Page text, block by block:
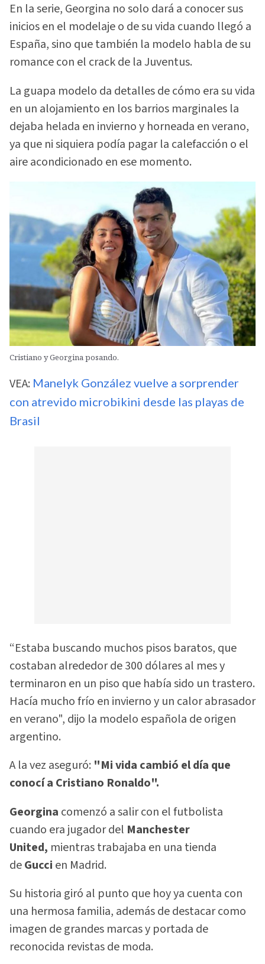
En la serie, Georgina no solo dará a conocer sus
inicios en el modelaje o de su vida cuando llegó a
España, sino que también la modelo habla de su
romance con el crack de la Juventus.
La guapa modelo da detalles de cómo era su vida
en un alojamiento en los barrios marginales la
dejaba helada en invierno y horneada en verano,
ya que ni siquiera podía pagar la calefacción o el
aire acondicionado en ese momento.
Cristiano y Georgina posando.
VEA: Manelyk González vuelve a sorprender
con atrevido microbikini desde las playas de
Brasil
“Estaba buscando muchos pisos baratos, que
costaban alrededor de 300 dólares al mes y
terminaron en un piso que había sido un trastero.
Hacía mucho frío en invierno y un calor abrasador
en verano", dijo la modelo española de origen
argentino.
A la vez aseguró: "Mi vida cambió el día que
conocí a Cristiano Ronaldo".
Georgina comenzó a salir con el futbolista
cuando era jugador del Manchester
United, mientras trabajaba en una tienda
deGucci en Madrid.
Su historia giró al punto que hoy ya cuenta con
una hermosa familia, además de destacar como
imagen de grandes marcas y portada de
reconocida revistas de moda.